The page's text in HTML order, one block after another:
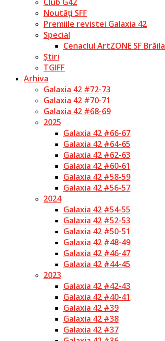
Noutăți SFF
Premiile revistei Galaxia 42
Special
Cenaclul ArtZONE SF Brăila
Știri
TGIFF
Arhiva
Galaxia 42 #72-73
Galaxia 42 #70-71
Galaxia 42 #68-69
2025
Galaxia 42 #66-67
Galaxia 42 #64-65
Galaxia 42 #62-63
Galaxia 42 #60-61
Galaxia 42 #58-59
Galaxia 42 #56-57
2024
Galaxia 42 #54-55
Galaxia 42 #52-53
Galaxia 42 #50-51
Galaxia 42 #48-49
Galaxia 42 #46-47
Galaxia 42 #44-45
2023
Galaxia 42 #42-43
Galaxia 42 #40-41
Galaxia 42 #39
Galaxia 42 #38
Galaxia 42 #37